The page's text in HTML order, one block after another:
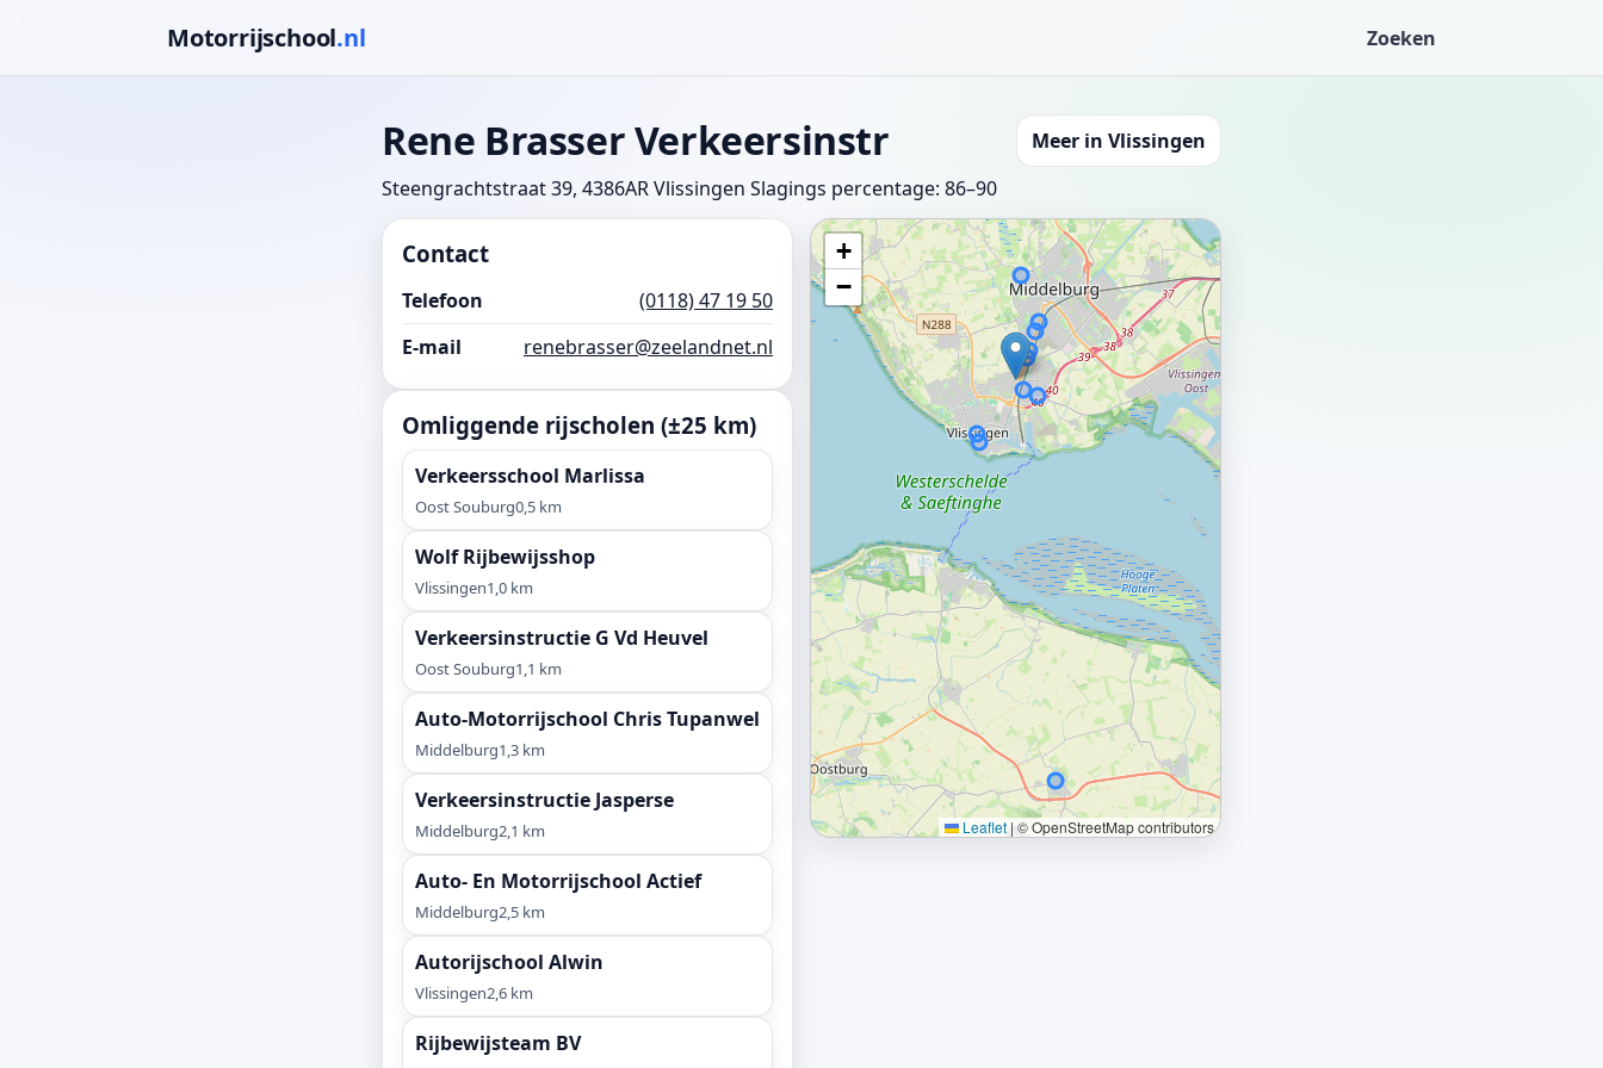
Motorrijschool.nl Zoeken
Rene Brasser Verkeersinstr
Steengrachtstraat 39, 4386AR Vlissingen Slagings percentage: 86–90
Meer in Vlissingen
Contact
Telefoon
(0118) 47 19 50
E-mail
renebrasser@zeelandnet.nl
Omliggende rijscholen (±25 km)
Verkeersschool Marlissa
Oost Souburg0,5 km
Wolf Rijbewijsshop
Vlissingen1,0 km
Verkeersinstructie G Vd Heuvel
Oost Souburg1,1 km
Auto-Motorrijschool Chris Tupanwel
Middelburg1,3 km
Verkeersinstructie Jasperse
Middelburg2,1 km
Auto- En Motorrijschool Actief
Middelburg2,5 km
Autorijschool Alwin
Vlissingen2,6 km
Rijbewijsteam BV
+
−
Leaflet |© OpenStreetMap contributors